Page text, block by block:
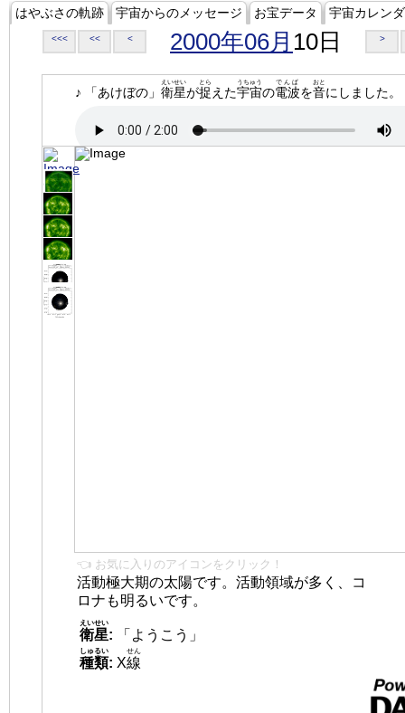
はやぶさの軌跡 宇宙からのメッセージ お宝データ 宇宙カレン
<<< << < 2000年06月 10日 >
♪ 「あけぼの」 衛星
えいせい
が捉
とら
えた宇宙
うちゅう
の電波
でんぱ
を音
おと
にしました。
👈 お気に入りのアイコンをクリック！
活動極大期の太陽です。活動領域が多く、コ
ロナも明るいです。
衛星
えいせい
:
「ようこう」
種類
しゅるい
: X線
せん